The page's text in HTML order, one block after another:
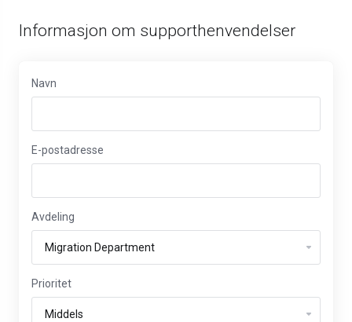
Informasjon om supporthenvendelser
Navn
E-postadresse
Avdeling
Prioritet